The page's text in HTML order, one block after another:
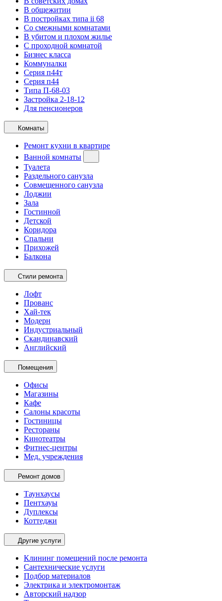
В общежитии
В постройках типа ii 68
Со смежными комнатами
В убитом и плохом жилье
С проходной комнатой
Бизнес класса
Коммуналки
Серия п44т
Серия п44
Типа П-68-03
Застройка 2-18-12
Для пенсионеров
Комнаты
Ремонт кухни в квартире
Ванной комнаты
Туалета
Раздельного санузла
Совмещенного санузла
Лоджии
Зала
Гостинной
Детской
Коридора
Спальни
Прихожей
Балкона
Стили ремонта
Лофт
Прованс
Хай-тек
Модерн
Индустриальный
Скандинавский
Английский
Помещения
Офисы
Магазины
Кафе
Салоны красоты
Гостиницы
Рестораны
Кинотеатры
Фитнес-центры
Мед. учреждения
Ремонт домов
Таунхаусы
Пентхауы
Дуплексы
Коттеджи
Другие услуги
Клининг помещений после ремонта
Сантехнические услуги
Подбор материалов
Электрика и электромонтаж
Авторский надзор